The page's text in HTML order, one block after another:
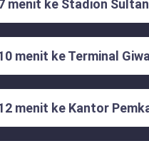
menit ke Stadion
menit ke Terminal
menit ke Kantor